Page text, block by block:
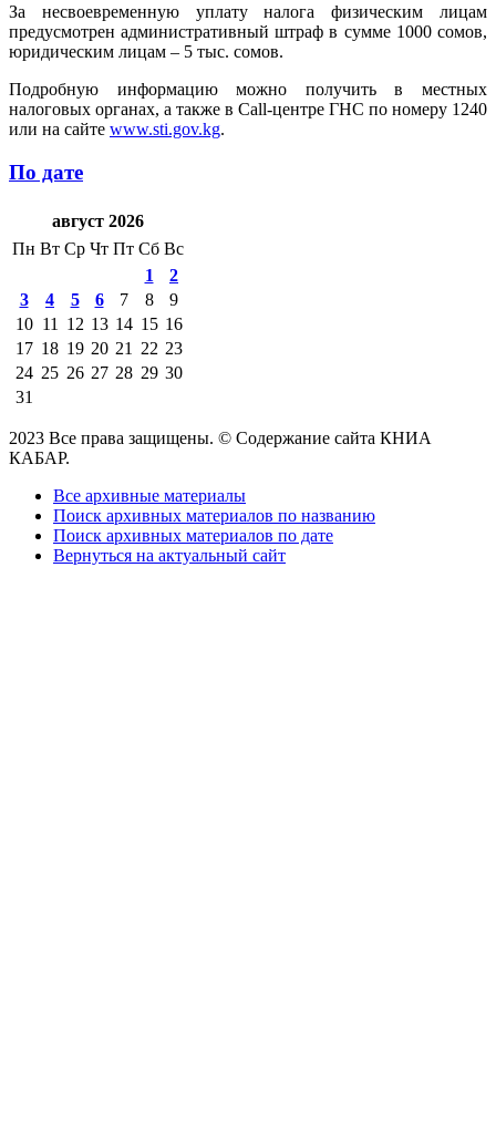
За несвоевременную уплату налога физическим лицам
предусмотрен административный штраф в сумме 1000 сомов,
юридическим лицам – 5 тыс. сомов.
Подробную информацию можно получить в местных
налоговых органах, а также в Call-центре ГНС по номеру 1240
или на сайте www.sti.gov.kg.
По дате
август 2026
Пн Вт Ср Чт Пт Сб Вс
1
2
3
4 5 6 7 8
9
10 11 12 13 14 15 16
17 18 19 20 21 22 23
24 25 26 27 28 29 30
31
2023 Все права защищены. © Содержание сайта КНИА
КАБАР.
Все архивные материалы
Поиск архивных материалов по названию
Поиск архивных материалов по дате
Вернуться на актуальный сайт